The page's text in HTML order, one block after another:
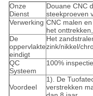
Onze
Dienst
Douane CNC
steekproeven
Verwerking CNC malen
het
De
oppervlakte
eindigt
Het
zink/nikkel/
QC
Systeem
100%
Voordeel
1). De
verstrekken